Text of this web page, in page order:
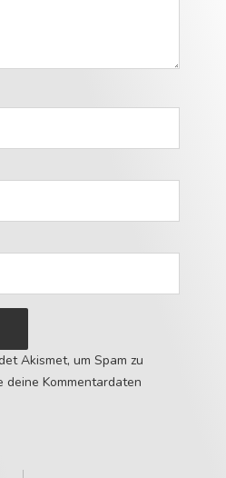
Akismet, um Spam zu
deine Kommentardaten